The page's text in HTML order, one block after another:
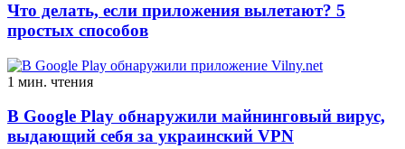
Что делать, если приложения вылетают? 5
простых способов
1 мин. чтения
В Google Play обнаружили майнинговый вирус,
выдающий себя за украинский VPN